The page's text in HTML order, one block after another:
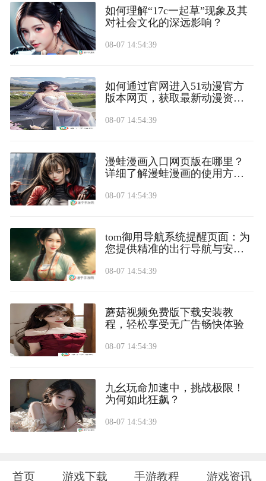
如何理解“17c一起草”现象及其
对社会文化的深远影响？
08-07 14:54:39
如何通过官网进入51动漫官方
版本网页，获取最新动漫资
08-07 14:54:39
漫蛙漫画入口网页版在哪里？
详细了解漫蛙漫画的使用方法
08-07 14:54:39
tom御用导航系统提醒页面：为
您提供精准的出行导航与安全
08-07 14:54:39
蘑菇视频免费版下载安装教
程，轻松享受无广告畅快体验
08-07 14:54:39
九幺玩命加速中，挑战极限！
为何如此狂飙？
08-07 14:54:39
首页 游戏下载 手游教程 游戏资讯